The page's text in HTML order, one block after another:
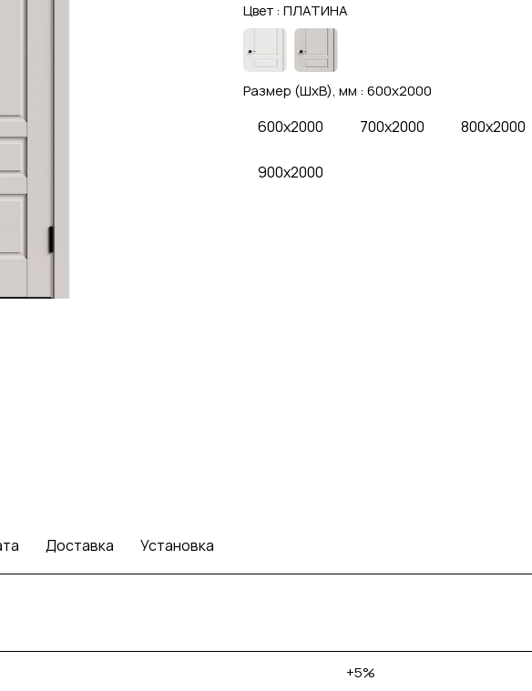
Цвет : ПЛАТИНА
Размер (ШхВ), мм : 600x2000
600x2000 700x2000 800x2000
900x2000
Доставка Установка
+5%